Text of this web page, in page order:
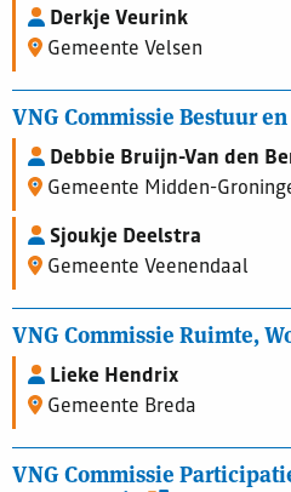
Derkje Veurink
Gemeente Velsen
VNG Commissie Bestuur
Debbie Bruijn-Van den
Gemeente Midden-
Sjoukje Deelstra
Gemeente Veenendaal
VNG Commissie Ruimte,
Lieke Hendrix
Gemeente Breda
VNG Commissie